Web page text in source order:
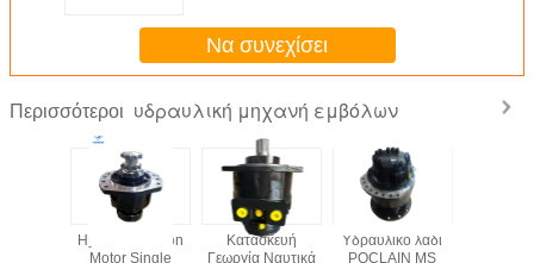
Να συνεχίσει
Περισσότεροι υδραυλική μηχανή εμβόλων
Hydraulic Piston
Motor Single
Κατασκευή
Γεωργία Ναυτικά
Υδραυλικό λάδι
POCLAIN MS